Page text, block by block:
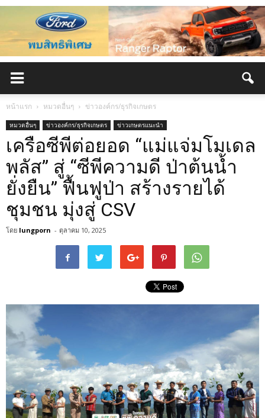
หน้าแรก หมวดอื่นๆ ข่าวองค์กร/ธุรกิจเกษตร
หมวดอื่นๆ ข่าวองค์กร/ธุรกิจเกษตร ข่าวเกษตรแนะนำ
เครือซีพีต่อยอด “แม่แจ่มโมเดล
พลัส” สู่ “ซีพีความดี ป่าต้นน้ำ
ยั่งยืน” ฟื้นฟูป่า สร้างรายได้
ชุมชน มุ่งสู่ CSV
โดย lungporn - ตุลาคม 10, 2025